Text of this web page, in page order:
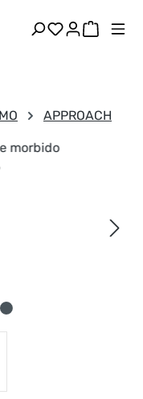
Hai 0Il
APPROACH